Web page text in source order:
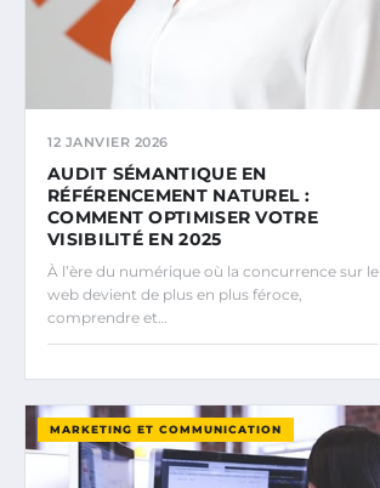
12 JANVIER 2026
AUDIT SÉMANTIQUE EN
RÉFÉRENCEMENT NATUREL :
COMMENT OPTIMISER VOTRE
VISIBILITÉ EN 2025
À l’ère du numérique où la concurrence sur le
web devient de plus en plus féroce,
comprendre et…
MARKETING ET COMMUNICATION